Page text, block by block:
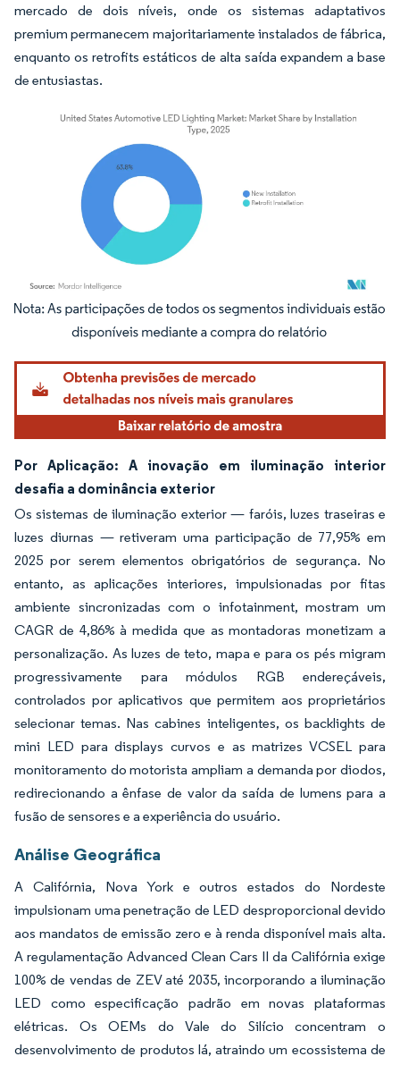
mercado de dois níveis, onde os sistemas adaptativos
premium permanecem majoritariamente instalados de fábrica,
enquanto os retrofits estáticos de alta saída expandem a base
de entusiastas.
Imagem © Mordor Intelligence. O reuso requer atribuição conforme CC BY 4.0.
Por Aplicação: A inovação em iluminação interior
desafia a dominância exterior
Os sistemas de iluminação exterior — faróis, luzes traseiras e
luzes diurnas — retiveram uma participação de 77,95% em
2025 por serem elementos obrigatórios de segurança. No
entanto, as aplicações interiores, impulsionadas por fitas
ambiente sincronizadas com o infotainment, mostram um
CAGR de 4,86% à medida que as montadoras monetizam a
personalização. As luzes de teto, mapa e para os pés migram
progressivamente para módulos RGB endereçáveis,
controlados por aplicativos que permitem aos proprietários
selecionar temas. Nas cabines inteligentes, os backlights de
mini LED para displays curvos e as matrizes VCSEL para
monitoramento do motorista ampliam a demanda por diodos,
redirecionando a ênfase de valor da saída de lumens para a
fusão de sensores e a experiência do usuário.
Análise Geográfica
A Califórnia, Nova York e outros estados do Nordeste
impulsionam uma penetração de LED desproporcional devido
aos mandatos de emissão zero e à renda disponível mais alta.
A regulamentação Advanced Clean Cars II da Califórnia exige
100% de vendas de ZEV até 2035, incorporando a iluminação
LED como especificação padrão em novas plataformas
elétricas. Os OEMs do Vale do Silício concentram o
desenvolvimento de produtos lá, atraindo um ecossistema de